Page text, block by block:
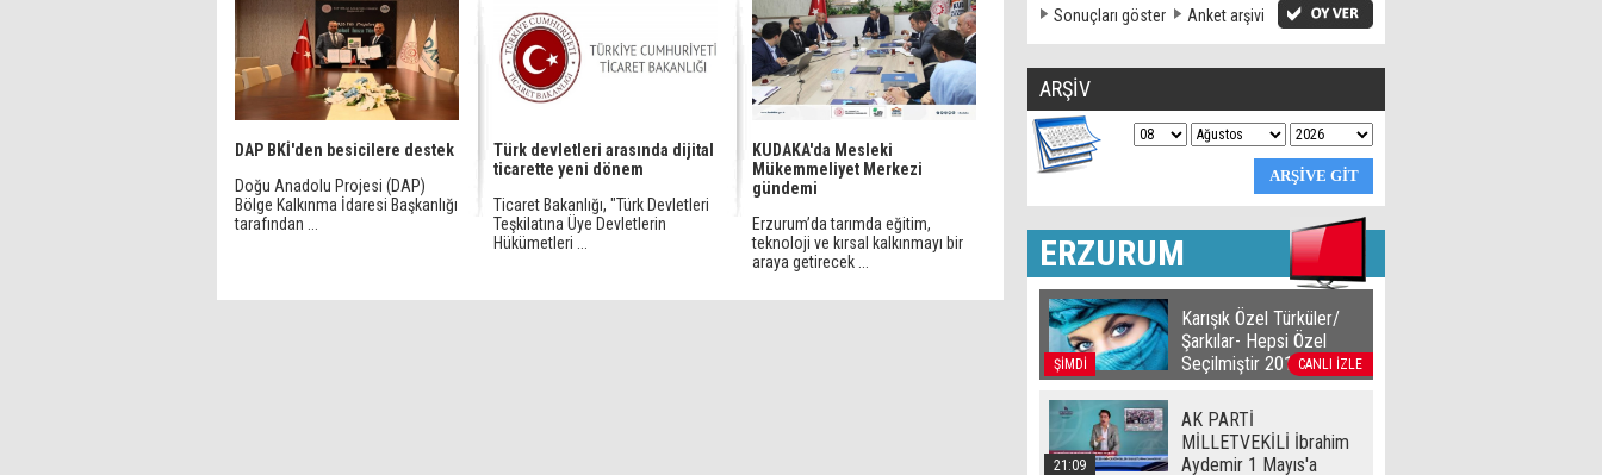
DAP BKİ'den besicilere destek
Doğu Anadolu Projesi (DAP)
Bölge Kalkınma İdaresi Başkanlığı
tarafından ...
Türk devletleri arasında dijital
ticarette yeni dönem
Ticaret Bakanlığı, "Türk Devletleri
Teşkilatına Üye Devletlerin
Hükümetleri ...
KUDAKA'da Mesleki
Mükemmeliyet Merkezi
gündemi
Erzurum’da tarımda eğitim,
teknoloji ve kırsal kalkınmayı bir
araya getirecek ...
Sonuçları göster Anket arşivi
ARŞİV
ERZURUM
ŞİMDİ CANLI İZLE
Karışık Özel Türküler/
Şarkılar- Hepsi Özel
Seçilmiştir 2016
21:09
AK PARTİ
MİLLETVEKİLİ İbrahim
Aydemir 1 Mayıs'a